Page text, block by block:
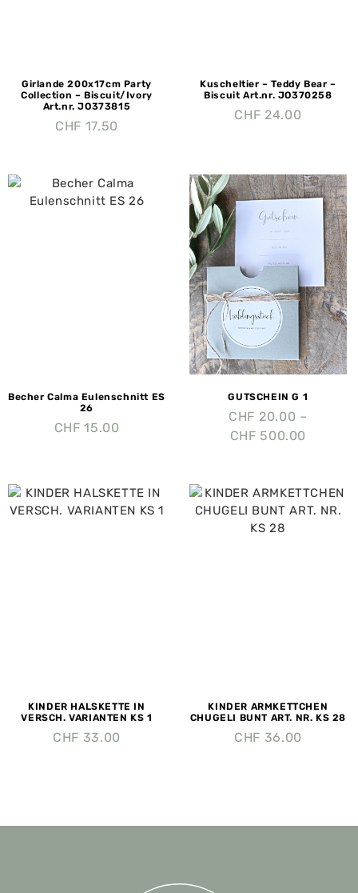
Girlande 200x17cm Party
Collection – Biscuit/Ivory
Art.nr. JO373815
CHF 17.50
Kuscheltier – Teddy Bear –
Biscuit Art.nr. JO370258
CHF 24.00
Becher Calma Eulenschnitt ES
26
CHF 15.00
GUTSCHEIN G 1
CHF 20.00 –
CHF 500.00
KINDER HALSKETTE IN
VERSCH. VARIANTEN KS 1
CHF 33.00
KINDER ARMKETTCHEN
CHUGELI BUNT ART. NR. KS 28
CHF 36.00